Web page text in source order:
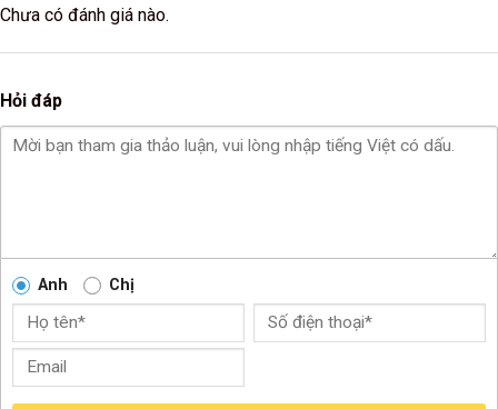
Chưa có đánh giá nào.
Hỏi đáp
Anh Chị